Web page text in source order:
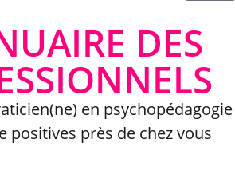
DES
en psychopédagogie
positives près de chez vous